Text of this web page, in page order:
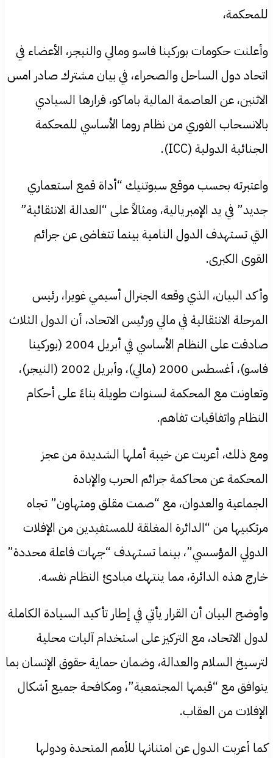
للمحكمة،
وأعلنت حكومات بوركينا فاسو ومالي والنيجر، الأعضاء في
اتحاد دول الساحل والصحراء، في بيان مشترك صادر امس
الاثنين، عن العاصمة المالية باماكو، قرارها السيادي
بالانسحاب الفوري من نظام روما الأساسي للمحكمة
الجنائية الدولية (ICC).
واعتبرته بحسب موقع سبوتنيك “أداة قمع استعماري
جديد” في يد الإمبريالية، ومثالاً على “العدالة الانتقائية”
التي تستهدف الدول النامية بينما تتغاضى عن جرائم
القوى الكبرى.
وأكد البيان، الذي وقعه الجنرال أسيمي غويرا، رئيس
المرحلة الانتقالية في مالي ورئيس الاتحاد، أن الدول الثلاث
صادقت على النظام الأساسي في أبريل 2004 (بوركينا
فاسو)، أغسطس 2000 (مالي)، وأبريل 2002 (النيجر)،
وتعاونت مع المحكمة لسنوات طويلة بناءً على أحكام
النظام واتفاقيات تفاهم.
ومع ذلك، أعربت عن خيبة أملها الشديدة من عجز
المحكمة عن محاكمة جرائم الحرب والإبادة
الجماعية والعدوان، مع “صمت مقلق ومتهاون” تجاه
مرتكبيها من “الدائرة المغلقة للمستفيدين من الإفلات
الدولي المؤسسي”، بينما تستهدف “جهات فاعلة محددة”
خارج هذه الدائرة، مما ينتهك مبادئ النظام نفسه.
وأوضح البيان أن القرار يأتي في إطار تأكيد السيادة الكاملة
لدول الاتحاد، مع التركيز على استخدام آليات محلية
لترسيخ السلام والعدالة، وضمان حماية حقوق الإنسان بما
يتوافق مع “قيمها المجتمعية”، ومكافحة جميع أشكال
الإفلات من العقاب.
كما أعربت الدول عن امتنانها للأمم المتحدة ودولها